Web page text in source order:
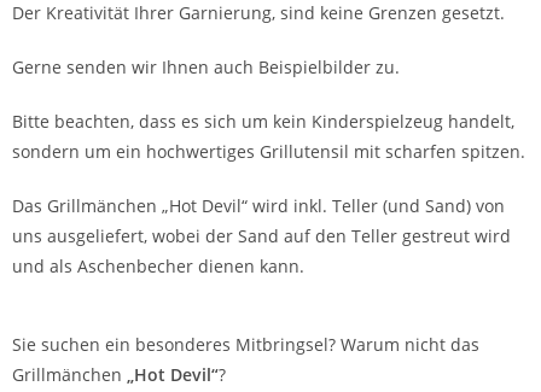
Der Kreativität Ihrer Garnierung, sind keine Grenzen gesetzt.
Gerne senden wir Ihnen auch Beispielbilder zu.
Bitte beachten, dass es sich um kein Kinderspielzeug handelt,
sondern um ein hochwertiges Grillutensil mit scharfen spitzen.
Das Grillmänchen „Hot Devil“ wird inkl. Teller (und Sand) von
uns ausgeliefert, wobei der Sand auf den Teller gestreut wird
und als Aschenbecher dienen kann.
Sie suchen ein besonderes Mitbringsel? Warum nicht das
Grillmänchen „Hot Devil“?